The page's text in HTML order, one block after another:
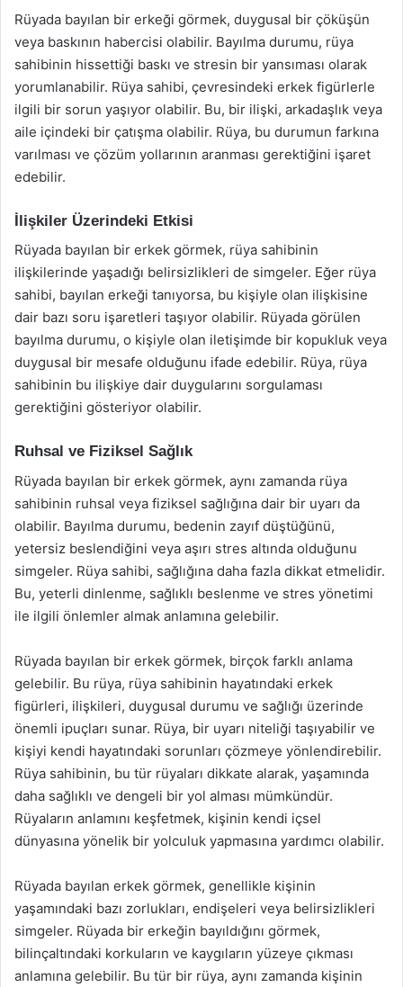
Rüyada bayılan bir erkeği görmek, duygusal bir çöküşün
veya baskının habercisi olabilir. Bayılma durumu, rüya
sahibinin hissettiği baskı ve stresin bir yansıması olarak
yorumlanabilir. Rüya sahibi, çevresindeki erkek figürlerle
ilgili bir sorun yaşıyor olabilir. Bu, bir ilişki, arkadaşlık veya
aile içindeki bir çatışma olabilir. Rüya, bu durumun farkına
varılması ve çözüm yollarının aranması gerektiğini işaret
edebilir.
İlişkiler Üzerindeki Etkisi
Rüyada bayılan bir erkek görmek, rüya sahibinin
ilişkilerinde yaşadığı belirsizlikleri de simgeler. Eğer rüya
sahibi, bayılan erkeği tanıyorsa, bu kişiyle olan ilişkisine
dair bazı soru işaretleri taşıyor olabilir. Rüyada görülen
bayılma durumu, o kişiyle olan iletişimde bir kopukluk veya
duygusal bir mesafe olduğunu ifade edebilir. Rüya, rüya
sahibinin bu ilişkiye dair duygularını sorgulaması
gerektiğini gösteriyor olabilir.
Ruhsal ve Fiziksel Sağlık
Rüyada bayılan bir erkek görmek, aynı zamanda rüya
sahibinin ruhsal veya fiziksel sağlığına dair bir uyarı da
olabilir. Bayılma durumu, bedenin zayıf düştüğünü,
yetersiz beslendiğini veya aşırı stres altında olduğunu
simgeler. Rüya sahibi, sağlığına daha fazla dikkat etmelidir.
Bu, yeterli dinlenme, sağlıklı beslenme ve stres yönetimi
ile ilgili önlemler almak anlamına gelebilir.
Rüyada bayılan bir erkek görmek, birçok farklı anlama
gelebilir. Bu rüya, rüya sahibinin hayatındaki erkek
figürleri, ilişkileri, duygusal durumu ve sağlığı üzerinde
önemli ipuçları sunar. Rüya, bir uyarı niteliği taşıyabilir ve
kişiyi kendi hayatındaki sorunları çözmeye yönlendirebilir.
Rüya sahibinin, bu tür rüyaları dikkate alarak, yaşamında
daha sağlıklı ve dengeli bir yol alması mümkündür.
Rüyaların anlamını keşfetmek, kişinin kendi içsel
dünyasına yönelik bir yolculuk yapmasına yardımcı olabilir.
Rüyada bayılan erkek görmek, genellikle kişinin
yaşamındaki bazı zorlukları, endişeleri veya belirsizlikleri
simgeler. Rüyada bir erkeğin bayıldığını görmek,
bilinçaltındaki korkuların ve kaygıların yüzeye çıkması
anlamına gelebilir. Bu tür bir rüya, aynı zamanda kişinin